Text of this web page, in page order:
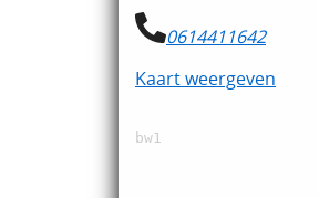
0614411642
Kaart weergeven
bw1